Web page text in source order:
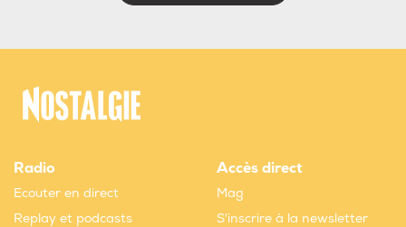
Radio
Ecouter en direct
Replay et podcasts
Accès direct
Mag
S'inscrire à la newsletter